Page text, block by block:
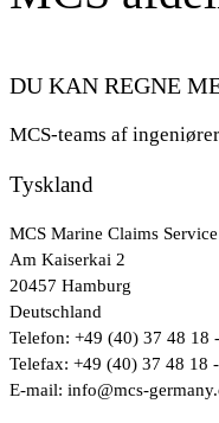
DU KAN REGNE
MCS-teams af
Tyskland
MCS Marine Claims
Am Kaiserkai 2
20457 Hamburg
Deutschland
Telefon: +49 (40) 37 48 18
Telefax: +49 (40) 37 48 18
E-mail: info@mcs-